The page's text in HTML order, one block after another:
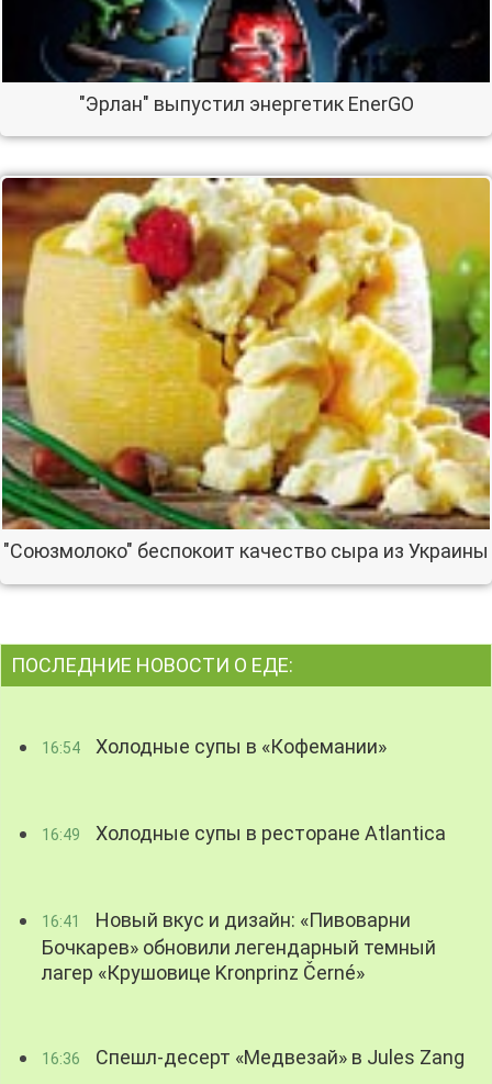
"Эрлан" выпустил энергетик EnerGO
"Союзмолоко" беспокоит качество сыра из Украины
ПОСЛЕДНИЕ НОВОСТИ О ЕДЕ:
16:54 Холодные супы в «Кофемании»
16:49 Холодные супы в ресторане Atlantica
16:41
Новый вкус и дизайн: «Пивоварни
Бочкарев» обновили легендарный темный
лагер «Крушовице Kronprinz Černé»
16:36 Спешл-десерт «Медвезай» в Jules Zang